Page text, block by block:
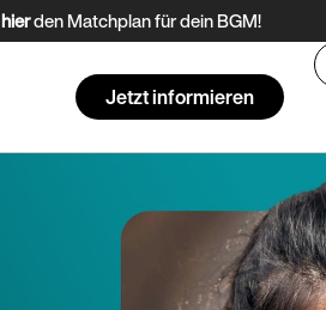
hierden Matchplan für dein BGM!
Jetzt informieren